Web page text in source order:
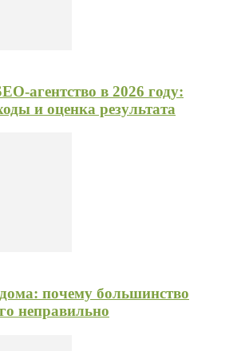
агентство в 2026 году:
и оценка результата
почему большинство
неправильно